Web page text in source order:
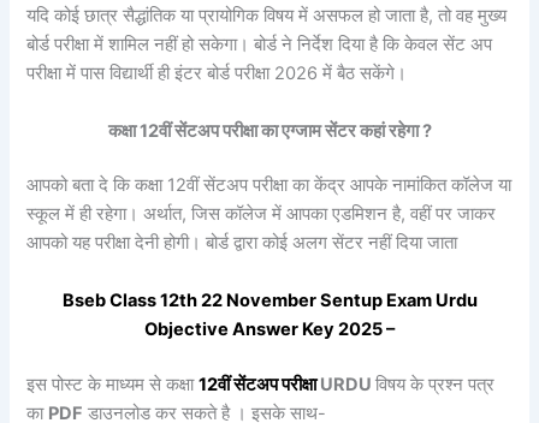
यदि कोई छात्र सैद्धांतिक या प्रायोगिक विषय में असफल हो जाता है, तो वह मुख्य
बोर्ड परीक्षा में शामिल नहीं हो सकेगा। बोर्ड ने निर्देश दिया है कि केवल सेंट अप
परीक्षा में पास विद्यार्थी ही इंटर बोर्ड परीक्षा 2026 में बैठ सकेंगे।
कक्षा 12वींसेंटअपपरीक्षा का एग्जाम सेंटर कहां रहेगा ?
आपको बता दे कि कक्षा 12वीं सेंटअप परीक्षा का केंद्र आपके नामांकित कॉलेज या
स्कूल में ही रहेगा। अर्थात, जिस कॉलेज में आपका एडमिशन है, वहीं पर जाकर
आपको यह परीक्षा देनी होगी। बोर्ड द्वारा कोई अलग सेंटर नहीं दिया जाता
Bseb Class 12th 22 NovemberSentupExam Urdu
Objective Answer Key 2025 –
इस पोस्ट के माध्यम से कक्षा12वींसेंटअपपरीक्षाURDUविषय के प्रश्न पत्र
का PDF डाउनलोड कर सकते है । इसके साथ-